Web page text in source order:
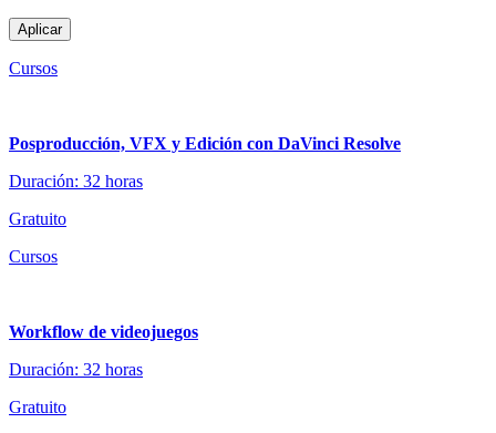
Cursos
Posproducción, VFX y Edición con DaVinci Resolve
Duración: 32 horas
Gratuito
Cursos
Workflow de videojuegos
Duración: 32 horas
Gratuito